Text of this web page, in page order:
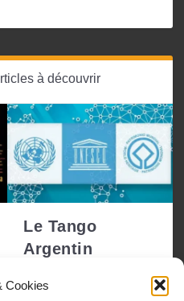
Cookies
à découvrir
Le Tango
Argentin
Patrimoine